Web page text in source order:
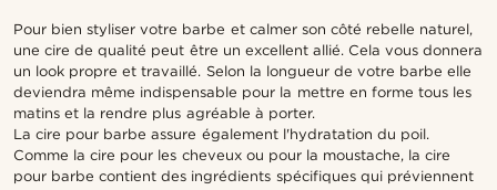
Pour bien styliser votre barbe et calmer son côté rebelle naturel,
une cire de qualité peut être un excellent allié. Cela vous donnera
un look propre et travaillé. Selon la longueur de votre barbe elle
deviendra même indispensable pour la mettre en forme tous les
matins et la rendre plus agréable à porter.
La cire pour barbe assure également l'hydratation du poil.
Comme la cire pour les cheveux ou pour la moustache, la cire
pour barbe contient des ingrédients spécifiques qui préviennent